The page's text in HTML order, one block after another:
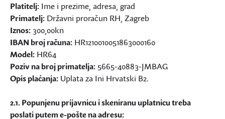
Platitelj: Ime i prezime, adresa, grad
Primatelj: Državni proračun RH, Zagreb
Iznos: 300,00kn
IBAN broj računa: HR1210010051863000160
Model: HR64
Poziv na broj primatelja: 5665-40883-JMBAG
Opis plaćanja: Uplata za Ini Hrvatski B2.
2.1. Popunjenu prijavnicu i skeniranu uplatnicu treba
poslati putem e-pošte na adresu: